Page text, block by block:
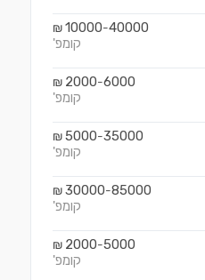
10000-40000
₪
קומפ'
2000-6000
₪
קומפ'
5000-35000
₪
קומפ'
30000-85000
₪
קומפ'
2000-5000
₪
קומפ'